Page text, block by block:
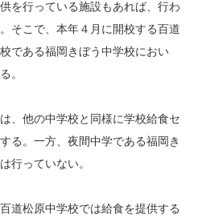
を行っている施設もあれば、行わ
そこで、本年４月に開校する百道
である福岡きぼう中学校におい
。
他の中学校と同様に学校給食セ
る。一方、夜間中学である福岡き
行っていない。
松原中学校では給食を提供する